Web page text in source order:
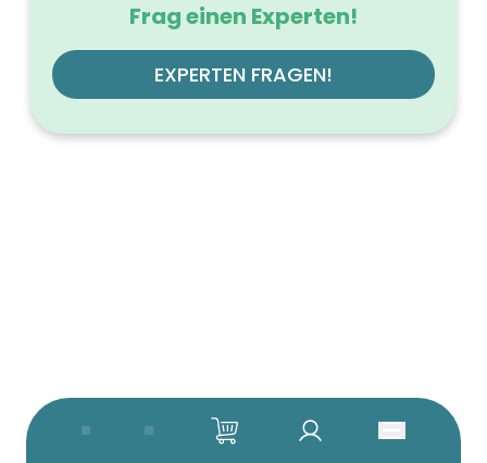
Frag einen Experten!
EXPERTEN FRAGEN!